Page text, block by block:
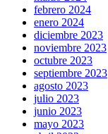
febrero 2024
enero 2024
diciembre 2023
noviembre 2023
octubre 2023
septiembre 2023
agosto 2023
julio 2023
junio 2023
mayo 2023